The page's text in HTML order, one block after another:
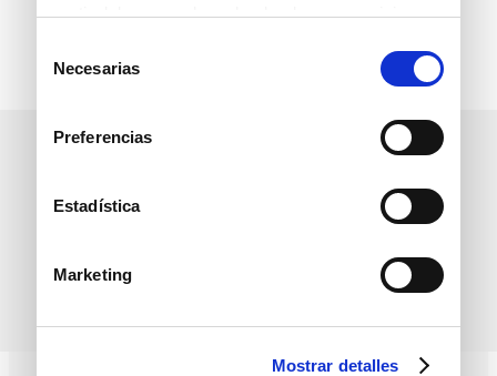
partir del uso que haya hecho de sus servicios.
deNecesarias
Preferencias
Estadística
Marketing
Mostrar detalles
Suscríbete a nuestro boletín
datos personales